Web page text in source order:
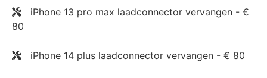
iPhone 13 pro max laadconnector vervangen - €
80
iPhone 14 plus laadconnector vervangen - € 80